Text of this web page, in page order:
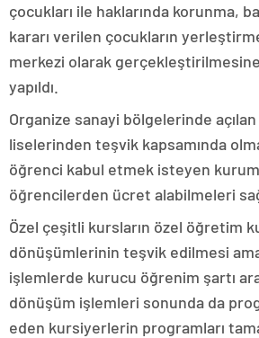
çocukları ile haklarında korunma,
kararı verilen çocukların
merkezi olarak
yapıldı.
Organize sanayi bölgelerinde
liselerinden teşvik kapsamında
öğrenci kabul etmek isteyen
öğrencilerden ücret alabilmeleri
Özel çeşitli kursların özel öğretim
dönüşümlerinin teşvik edilmesi
işlemlerde kurucu öğrenim şartı
dönüşüm işlemleri sonunda da
eden kursiyerlerin programları